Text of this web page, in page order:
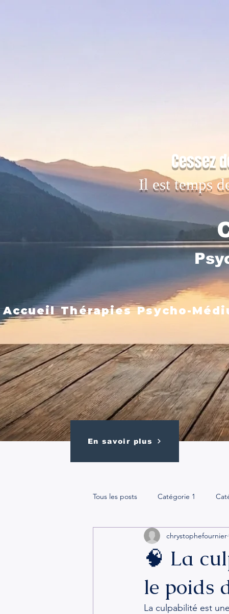
Cessez
Il est temps
En savoir plus
Accueil Thérapies Psycho-
Tous les posts Catégorie 1
🧠 La
le poids
chrystophefournier
La culpabilité est